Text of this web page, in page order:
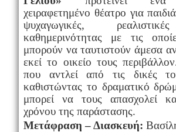
χειραφετημένο θέατρο για
ψυχαγωγικές,
καθημερινότητας με τις
μπορούν να ταυτιστούν άμεσα
εκεί το οικείο τους
που αντλεί από τις δικές
καθιστώντας το δραματικό
μπορεί να τους απασχολεί
χρόνου της παράστασης.
Μετάφραση – Διασκευή: